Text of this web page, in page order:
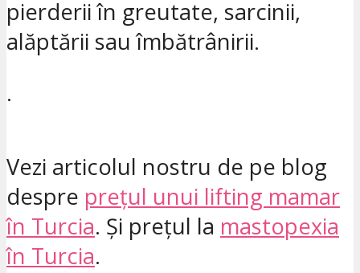
pierderii în greutate, sarcinii,
alăptării sau îmbătrânirii.
.
Vezi articolul nostru de pe blog
despre prețul unui lifting mamar
în Turcia. Și prețul la mastopexia
în Turcia.